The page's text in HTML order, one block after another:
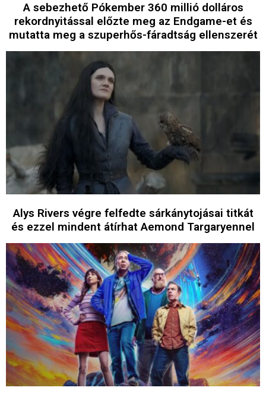
A sebezhető Pókember 360 millió dolláros
rekordnyitással előzte meg az Endgame-et és
mutatta meg a szuperhős-fáradtság ellenszerét
Alys Rivers végre felfedte sárkánytojásai titkát
és ezzel mindent átírhat Aemond Targaryennel